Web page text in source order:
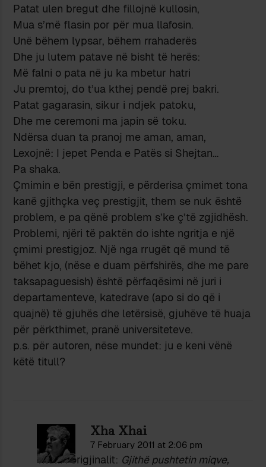
Patat ulen bregut dhe fillojnë kullosin,
Mua s’më flasin por për mua llafosin.
Unë bëhem lypsar, bëhem rrahaderës
Dhe ju lutem patave në bisht të herës:
Më falni o pata në ju ka mbetur hatri
Ju premtoj, do t’ua kthej pendë prej bakri.
Patat gagarasin, sikur i ndjek patoku,
Dhe me ceremoni ma japin së toku.
Ndërsa duan ta pranoj me aman, aman,
Lexojnë: I jepet Penda e Patës si Shejtan…
Pa shaka.
Çmimin e bën prestigji, e përderisa çmimet tona
kanë gjithçka veç prestigjit, them se nuk është
problem, e pa qënë problem s’ke ç’të zgjidhësh.
Problemi, njëri të paktën do ishte ngritja e një
çmimi prestigjoz. Një nga rrugët që mund të
bëhet kjo, (nëse e duam përfshirës, dhe me pare
taksapaguesish) është përfaqësimi në juri i
departamenteve, katedrave (apo si do që i
quajnë) të gjuhës dhe letërsisë, gjuhëve të huaja
për përkthimet, pranë universiteteve.
p.s. për autoren, nëse mundet: ju e keni vënë
këtë titull?
Xha Xhai
7 February 2011 at 2:06 pm
Titulli i origjinalit: Gjithë pushtetin miqve,